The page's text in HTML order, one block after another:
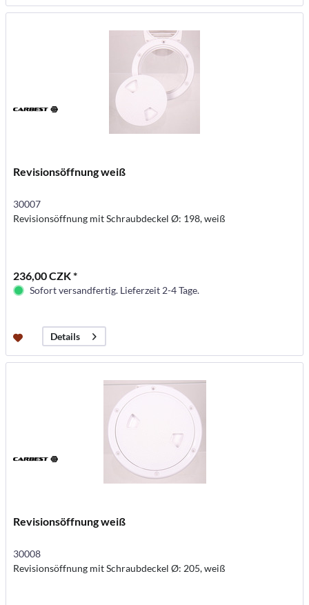
Revisionsöffnung weiß
30007
Revisionsöffnung mit Schraubdeckel Ø: 198, weiß
236,00 CZK *
Sofort versandfertig. Lieferzeit 2-4 Tage.
Details
Revisionsöffnung weiß
30008
Revisionsöffnung mit Schraubdeckel Ø: 205, weiß